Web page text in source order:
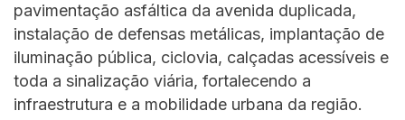
pavimentação asfáltica da avenida duplicada,
instalação de defensas metálicas, implantação de
iluminação pública, ciclovia, calçadas acessíveis e
toda a sinalização viária, fortalecendo a
infraestrutura e a mobilidade urbana da região.